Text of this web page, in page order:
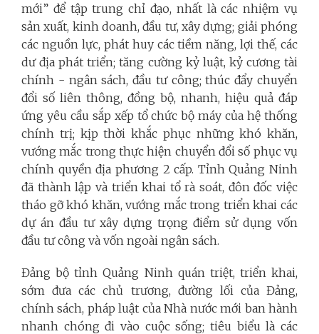
mới” để tập trung chỉ đạo, nhất là các nhiệm vụ
sản xuất, kinh doanh, đầu tư, xây dựng; giải phóng
các nguồn lực, phát huy các tiềm năng, lợi thế, các
dư địa phát triển; tăng cường kỷ luật, kỷ cương tài
chính - ngân sách, đầu tư công; thúc đẩy chuyển
đổi số liên thông, đồng bộ, nhanh, hiệu quả đáp
ứng yêu cầu sắp xếp tổ chức bộ máy của hệ thống
chính trị; kịp thời khắc phục những khó khăn,
vướng mắc trong thực hiện chuyển đổi số phục vụ
chính quyền địa phương 2 cấp. Tỉnh Quảng Ninh
đã thành lập và triển khai tổ rà soát, đôn đốc việc
tháo gỡ khó khăn, vướng mắc trong triển khai các
dự án đầu tư xây dựng trọng điểm sử dụng vốn
đầu tư công và vốn ngoài ngân sách.
Đảng bộ tỉnh Quảng Ninh quán triệt, triển khai,
sớm đưa các chủ trương, đường lối của Đảng,
chính sách, pháp luật của Nhà nước mới ban hành
nhanh chóng đi vào cuộc sống; tiêu biểu là các